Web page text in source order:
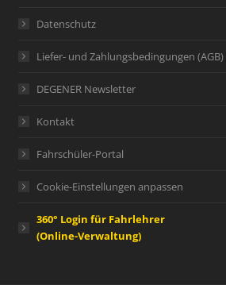
Datenschutz
Liefer- und Zahlungsbedingungen (AGB)
DEGENER Newsletter
Kontakt
Fahrschüler-Portal
Cookie-Einstellungen anpassen
360° Login für Fahrlehrer
(Online-Verwaltung)